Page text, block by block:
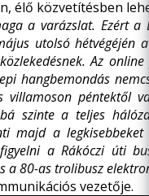
, élő közvetítésben
a varázslat. Ezért a
utolsó hétvégéjén
Az
hangbemondás
péntektől
szinte a teljes
majd a
a Rákóczi úti
a 80-as trolibusz
vezetője.